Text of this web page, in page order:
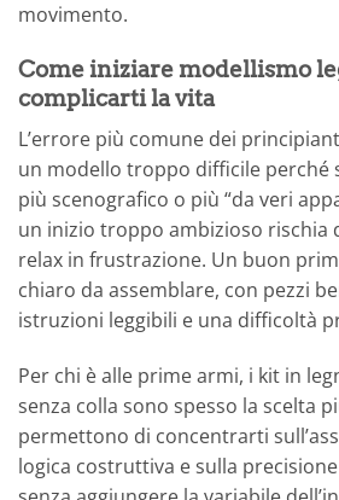
movimento.
Come iniziare modellismo
complicarti la vita
L’errore più comune dei
un modello troppo difficile perché
più scenografico o più “da veri
un inizio troppo ambizioso rischia
relax in frustrazione. Un buon
chiaro da assemblare, con pezzi
istruzioni leggibili e una difficoltà
Per chi è alle prime armi, i kit in
senza colla sono spesso la scelta
permettono di concentrarti
logica costruttiva e sulla